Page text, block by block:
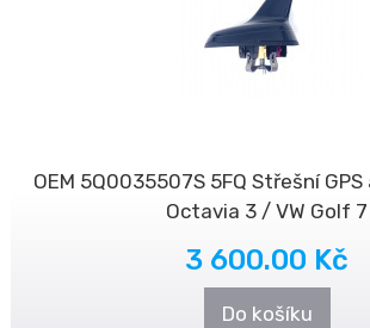
OEM 5Q0035507S 5FQ Střešní
Octavia 3 / VW Golf 7
3 600.00 Kč
Do košíku